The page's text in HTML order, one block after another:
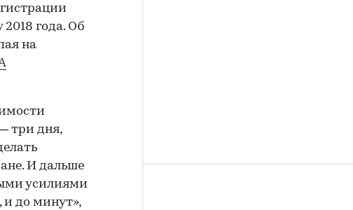
года. Об
на
три дня,
И дальше
усилиями
и до минут»,